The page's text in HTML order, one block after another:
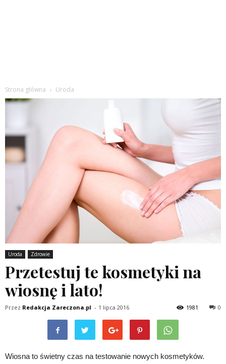
Strona główna Uroda
Uroda Zdrowie
Przetestuj te kosmetyki na
wiosnę i lato!
Przez Redakcja Zareczona.pl - 1 lipca 2016 0
1981
Wiosna to świetny czas na testowanie nowych kosmetyków.